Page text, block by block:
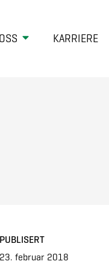
KARRIERE
PUBLISERT
23. februar 2018